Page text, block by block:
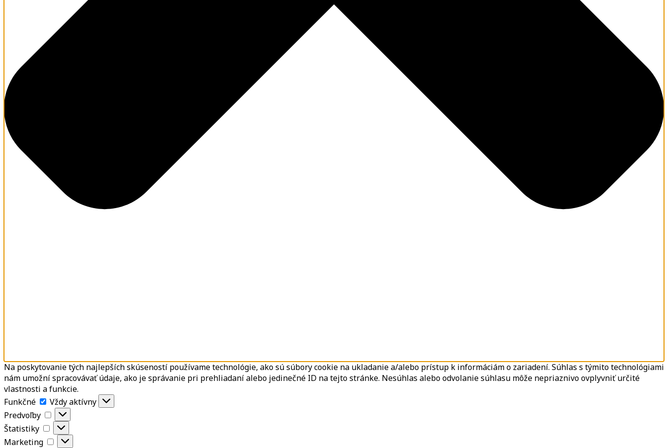
Na poskytovanie tých najlepších skúseností používame technológie, ako sú súbory cookie na ukladanie a/alebo prístup k informáciám o zariadení. Súhlas s týmito technológiami
nám umožní spracovávať údaje, ako je správanie pri prehliadaní alebo jedinečné ID na tejto stránke. Nesúhlas alebo odvolanie súhlasu môže nepriaznivo ovplyvniť určité
vlastnosti a funkcie.
Funkčné
Funkčné
Vždy aktívny
Predvoľby
Predvoľby
Štatistiky
Štatistiky
Marketing
Marketing